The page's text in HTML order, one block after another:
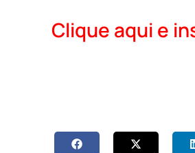
Clique aqui e